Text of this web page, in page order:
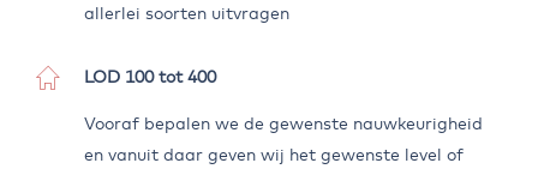
allerlei soorten uitvragen
LOD 100 tot 400
Vooraf bepalen we de gewenste nauwkeurigheid
en vanuit daar geven wij het gewenste level of